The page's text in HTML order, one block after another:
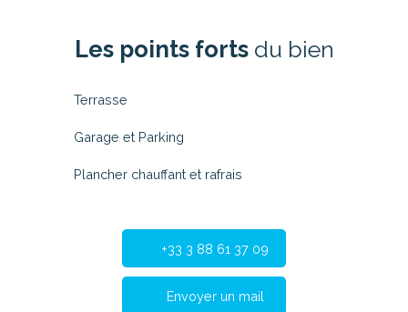
Les points fortsdu bien
Terrasse
Garage et Parking
Plancher chauffant et rafrais
+33 3 88 61 37 09
Envoyer un mail